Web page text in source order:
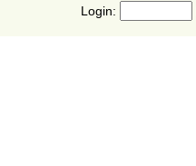
Login: